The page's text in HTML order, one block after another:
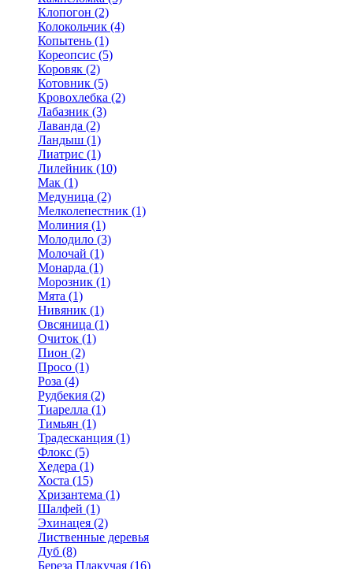
Клопогон (2)
Колокольчик (4)
Копытень (1)
Кореопсис (5)
Коровяк (2)
Котовник (5)
Кровохлебка (2)
Лабазник (3)
Лаванда (2)
Ландыш (1)
Лиатрис (1)
Лилейник (10)
Мак (1)
Медуница (2)
Мелколепестник (1)
Молиния (1)
Молодило (3)
Молочай (1)
Монарда (1)
Морозник (1)
Мята (1)
Нивяник (1)
Овсяница (1)
Очиток (1)
Пион (2)
Просо (1)
Роза (4)
Рудбекия (2)
Тиарелла (1)
Тимьян (1)
Традесканция (1)
Флокс (5)
Хедера (1)
Хоста (15)
Хризантема (1)
Шалфей (1)
Эхинацея (2)
Лиственные деревья
Дуб (8)
Береза Плакучая (16)